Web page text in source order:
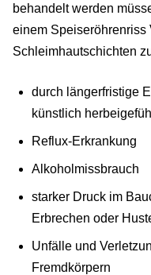
behandelt werden
einem Speiseröhrenriss
Schleimhautschichten
durch längerfristige
künstlich
Reflux-Erkrankung
Alkoholmissbrauch
starker Druck im
Erbrechen oder
Unfälle und
Fremdkörpern